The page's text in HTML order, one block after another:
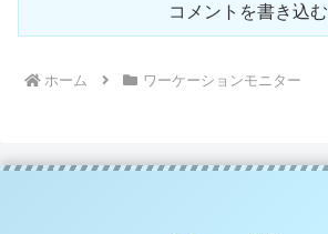
コメントを書き込む
ホーム ワーケーションモニター